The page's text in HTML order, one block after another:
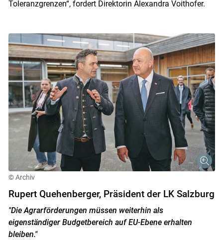
Toleranzgrenzen“, fordert Direktorin Alexandra Voithofer.
© Archiv
Rupert Quehenberger, Präsident der LK Salzburg
"Die Agrarförderungen müssen weiterhin als
eigenständiger Budgetbereich auf EU-Ebene erhalten
bleiben."